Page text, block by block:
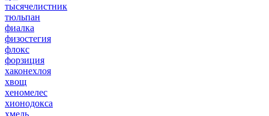
тысячелистник
тюльпан
фиалка
физостегия
флокс
форзиция
хаконехлоя
хвощ
хеномелес
хионодокса
хмель